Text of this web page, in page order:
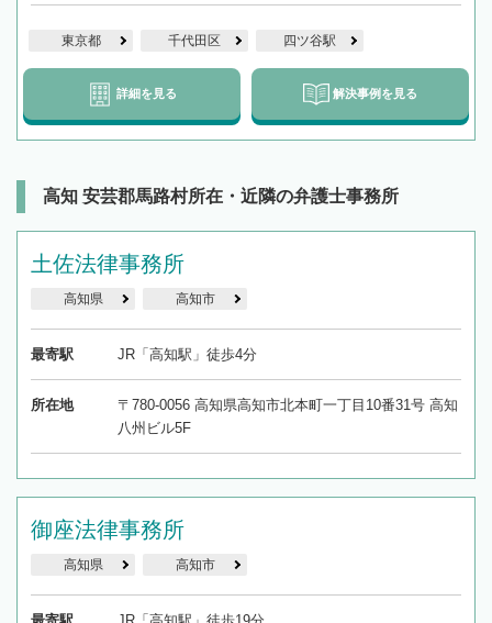
東京都 千代田区 四ツ谷駅
詳細を見る 解決事例を見る
高知 安芸郡馬路村所在・近隣の弁護士事務所
土佐法律事務所
高知県 高知市
最寄駅 JR「高知駅」徒歩4分
所在地
〒780-0056 高知県高知市北本町一丁目10番31号 高知
八州ビル5F
御座法律事務所
高知県 高知市